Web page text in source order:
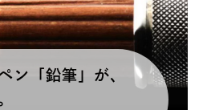
ン「鉛筆」が、